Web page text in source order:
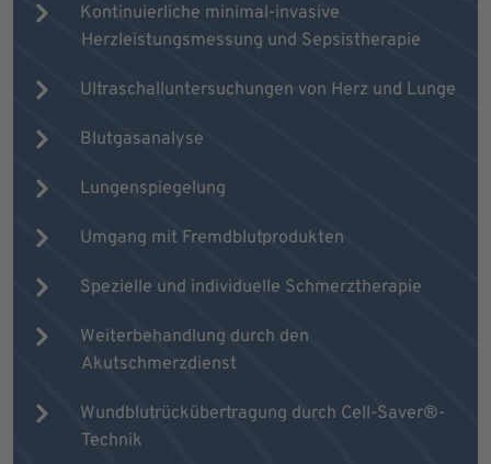
Kontinuierliche minimal-invasive
Herzleistungsmessung und Sepsistherapie
Ultraschalluntersuchungen von Herz und Lunge
Blutgasanalyse
Lungenspiegelung
Umgang mit Fremdblutprodukten
Spezielle und individuelle Schmerztherapie
Weiterbehandlung durch den
Akutschmerzdienst
Wundblutrückübertragung durch Cell-Saver®-
Technik